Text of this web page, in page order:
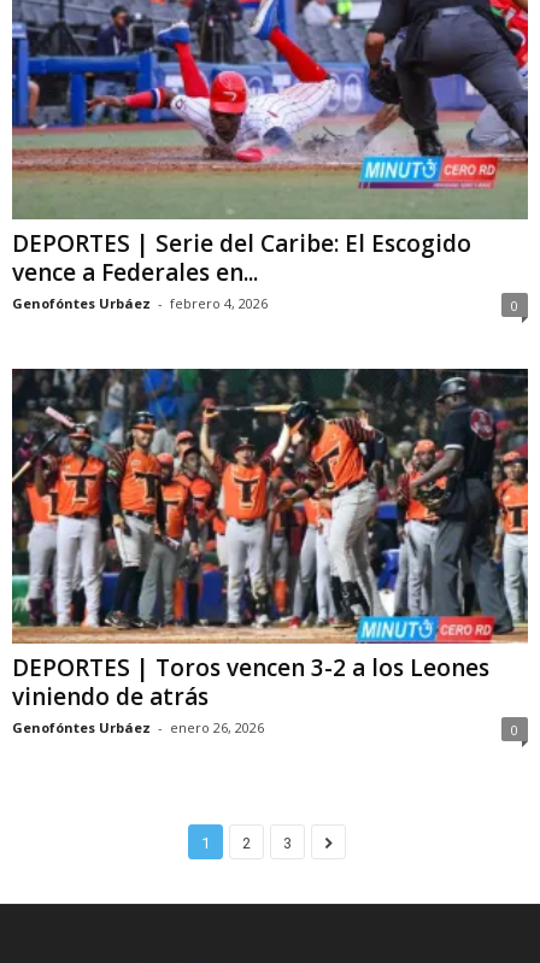
DEPORTES | Serie del Caribe: El Escogido
vence a Federales en...
Genofóntes Urbáez - febrero 4, 2026 0
DEPORTES | Toros vencen 3-2 a los Leones
viniendo de atrás
Genofóntes Urbáez - enero 26, 2026 0
1 2 3